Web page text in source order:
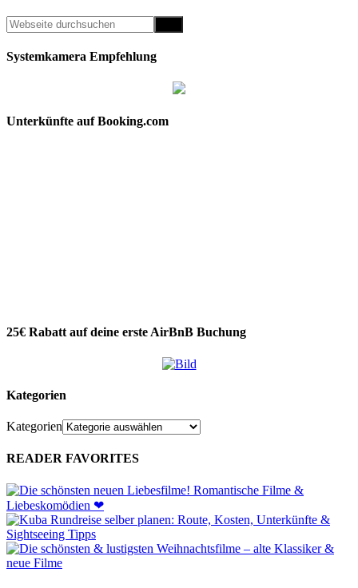
Systemkamera Empfehlung
Unterkünfte auf Booking.com
25€ Rabatt auf deine erste AirBnB Buchung
Kategorien
Kategorien
READER FAVORITES